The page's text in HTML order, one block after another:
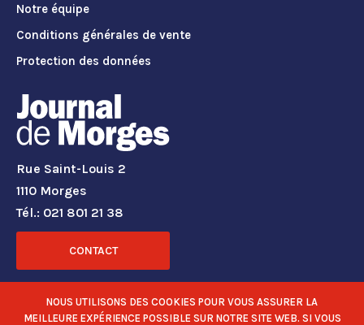
Notre équipe
Conditions générales de vente
Protection des données
Rue Saint-Louis 2
1110 Morges
Tél.: 021 801 21 38
CONTACT
RÉSEAUX SOCIAUX
NOUS UTILISONS DES COOKIES POUR VOUS ASSURER LA
MEILLEURE EXPÉRIENCE POSSIBLE SUR NOTRE SITE WEB. SI VOUS